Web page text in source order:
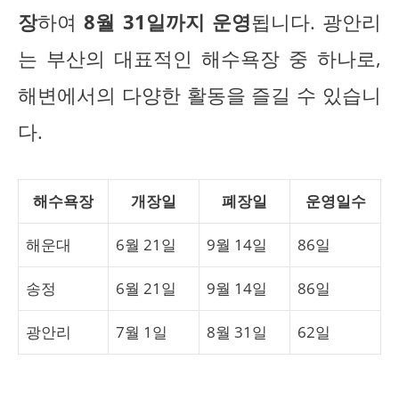
장하여8월 31일까지 운영됩니다. 광안리
는 부산의 대표적인 해수욕장 중 하나로,
해변에서의 다양한 활동을 즐길 수 있습니
다.
해수욕장 개장일 폐장일 운영일수
해운대 6월 21일 9월 14일 86일
송정 6월 21일 9월 14일 86일
광안리 7월 1일 8월 31일 62일